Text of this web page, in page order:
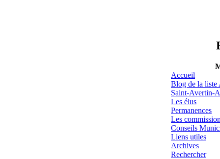
Accueil
Blog de la liste
Saint-Avertin-
Les élus
Permanences
Les
Conseils
Liens utiles
Archives
Rechercher